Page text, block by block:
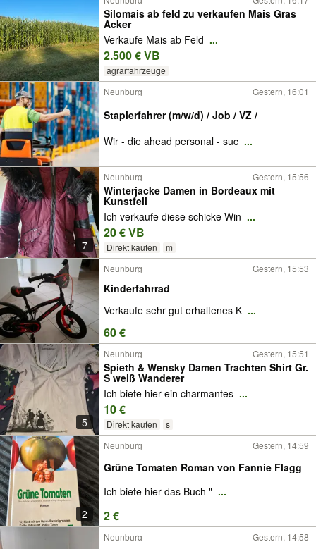
Silomais ab feld zu verkaufen Mais Gras
Acker
Verkaufe Mais ab Feld ...
2.500 € VB
agrarfahrzeuge
Neunburg
Gestern, 16:01
Staplerfahrer (m/w/d) / Job / VZ /
Wir - die ahead personal - suc ...
7
Neunburg Gestern, 15:56
Winterjacke Damen in Bordeaux mit
Kunstfell
Ich verkaufe diese schicke Win ...
20 € VB
Direkt kaufen
m
Neunburg
Gestern, 15:53
Kinderfahrrad
Verkaufe sehr gut erhaltenes K ...
60 €
5
Neunburg Gestern, 15:51
Spieth & Wensky Damen Trachten Shirt Gr.
S weiß Wanderer
Ich biete hier ein charmantes ...
10 €
Direkt kaufen s
2
Neunburg Gestern, 14:59
Grüne Tomaten Roman von Fannie Flagg
Ich biete hier das Buch " ...
2 €
Neunburg Gestern, 14:58